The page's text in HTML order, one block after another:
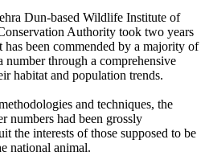
Dun-based Wildlife Institute of
Authority took two years
been commended by a majority of
through a comprehensive
habitat and population trends.
and techniques, the
numbers had been grossly
the interests of those supposed to be
national animal.